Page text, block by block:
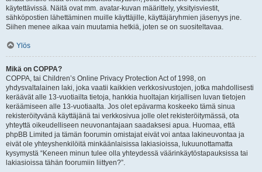
käytettävissä. Näitä ovat mm. avatar-kuvan määrittely, yksityisviestit,
sähköpostien lähettäminen muille käyttäjille, käyttäjäryhmien jäsenyys jne.
Siihen menee aikaa vain muutamia hetkiä, joten se on suositeltavaa.
Ylös
Mikä on COPPA?
COPPA, tai Children’s Online Privacy Protection Act of 1998, on
yhdysvaltalainen laki, joka vaatii kaikkien verkkosivustojen, jotka mahdollisesti
keräävät alle 13-vuotiailta tietoja, hankkia huoltajan kirjallisen luvan tietojen
keräämiseen alle 13-vuotiaalta. Jos olet epävarma koskeeko tämä sinua
rekisteröityvänä käyttäjänä tai verkkosivua jolle olet rekisteröitymässä, ota
yhteyttä oikeudelliseen neuvonantajaan saadaksesi apua. Huomaa, että
phpBB Limited ja tämän foorumin omistajat eivät voi antaa lakineuvontaa ja
eivät ole yhteyshenkilöitä minkäänlaisissa lakiasioissa, lukuunottamatta
kysymystä “Keneen minun tulee olla yhteydessä väärinkäytöstapauksissa tai
lakiasioissa tähän foorumiin liittyen?”.